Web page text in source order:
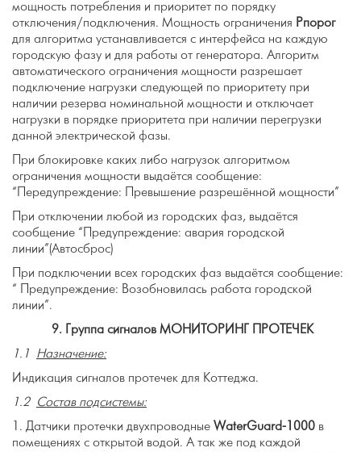
мощность потребления и приоритет по порядку
отключения/подключения. Мощность ограничения Рпорог
для алгоритма устанавливается с интерфейса на каждую
городскую фазу и для работы от генератора. Алгоритм
автоматического ограничения мощности разрешает
подключение нагрузки следующей по приоритету при
наличии резерва номинальной мощности и отключает
нагрузки в порядке приоритета при наличии перегрузки
данной электрической фазы.
При блокировке каких либо нагрузок алгоритмом
ограничения мощности выдаётся сообщение:
“Передупреждение: Превышение разрешённой мощности”
При отключении любой из городских фаз, выдаётся
сообщение “Предупреждение: авария городской
линии”(Автосброс)
При подключении всех городских фаз выдаётся сообщение:
“ Предупреждение: Возобновилась работа городской
линии”.
9.
Группа сигналов МОНИТОРИНГ ПРОТЕЧЕК
1.1 Назначение:
Индикация сигналов протечек для Коттеджа.
1.2 Состав подсистемы:
Датчики протечки двухпроводные WaterGuard-1000 в
помещениях с открытой водой. А так же под каждой